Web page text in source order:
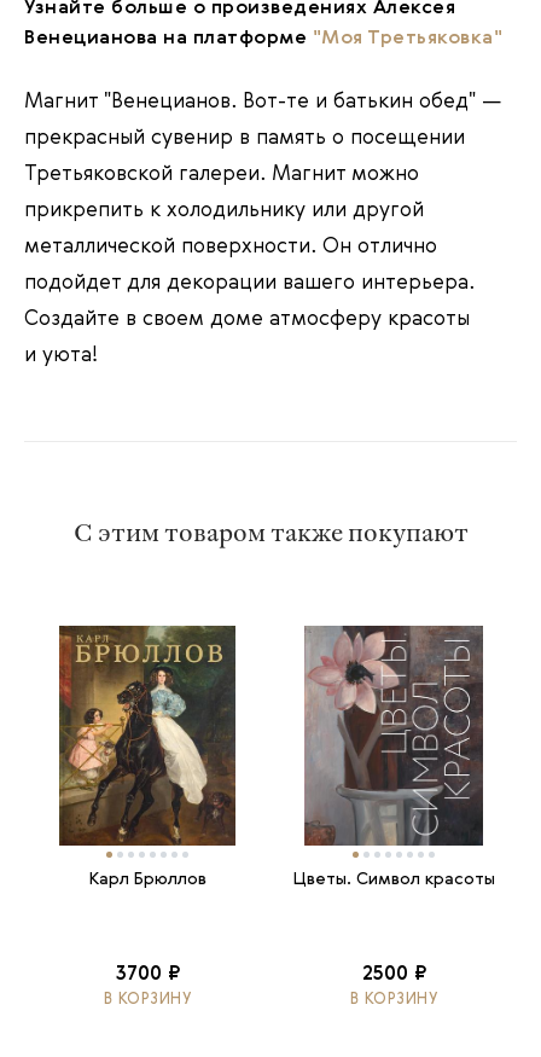
Узнайте больше о произведениях Алексея
Венецианова на платформе "Моя Третьяковка"
Магнит "Венецианов. Вот-те и батькин обед" —
прекрасный сувенир в память о посещении
Третьяковской галереи. Магнит можно
прикрепить к холодильнику или другой
металлической поверхности. Он отлично
подойдет для декорации вашего интерьера.
Создайте в своем доме атмосферу красоты
и уюта!
С этим товаром также покупают
Карл Брюллов
3700 ₽
В КОРЗИНУ
Цветы. Символ красоты
2500 ₽
В КОРЗИНУ